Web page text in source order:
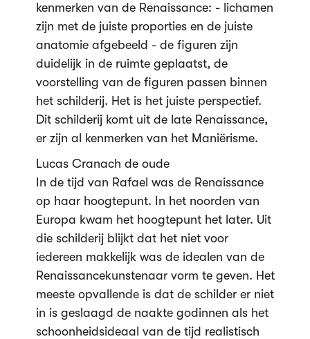
kenmerken van de Renaissance: - lichamen
zijn met de juiste proporties en de juiste
anatomie afgebeeld - de figuren zijn
duidelijk in de ruimte geplaatst, de
voorstelling van de figuren passen binnen
het schilderij. Het is het juiste perspectief.
Dit schilderij komt uit de late Renaissance,
er zijn al kenmerken van het Maniërisme.
Lucas Cranach de oude
In de tijd van Rafael was de Renaissance
op haar hoogtepunt. In het noorden van
Europa kwam het hoogtepunt het later. Uit
die schilderij blijkt dat het niet voor
iedereen makkelijk was de idealen van de
Renaissancekunstenaar vorm te geven. Het
meeste opvallende is dat de schilder er niet
in is geslaagd de naakte godinnen als het
schoonheidsideaal van de tijd realistisch